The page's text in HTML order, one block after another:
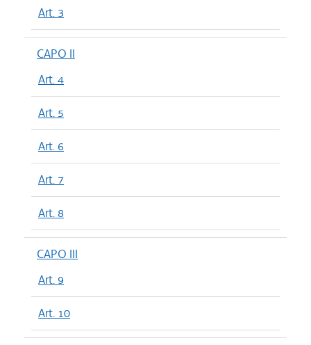
Art. 3
CAPO II
Art. 4
Art. 5
Art. 6
Art. 7
Art. 8
CAPO III
Art. 9
Art. 10